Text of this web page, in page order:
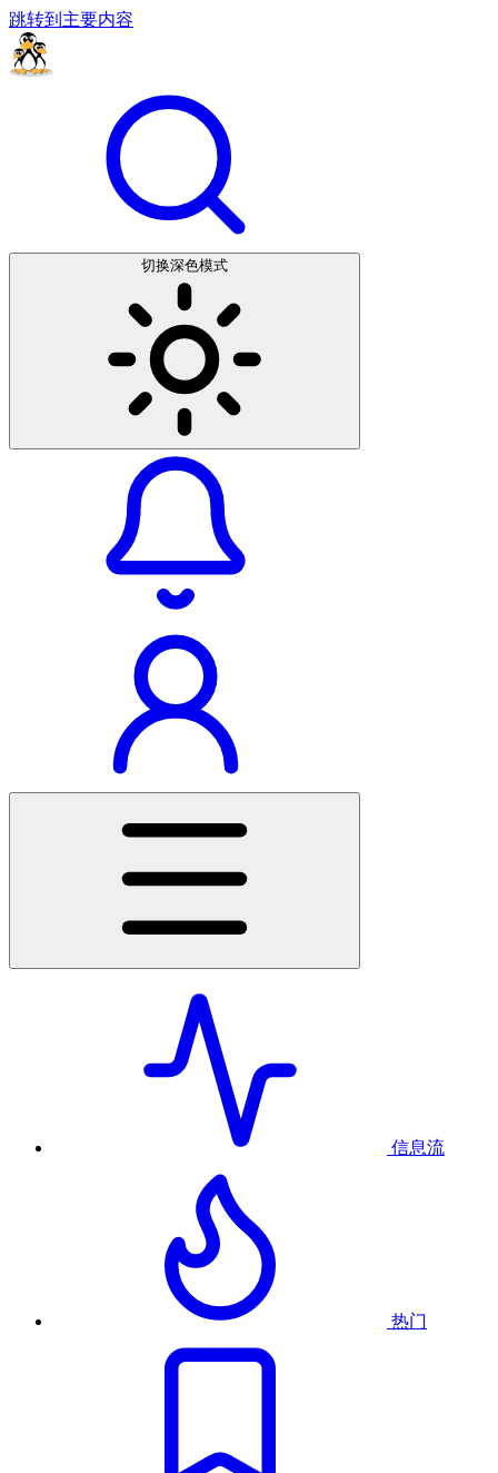
跳转到主要内容
切换深色模式
信息流
热门